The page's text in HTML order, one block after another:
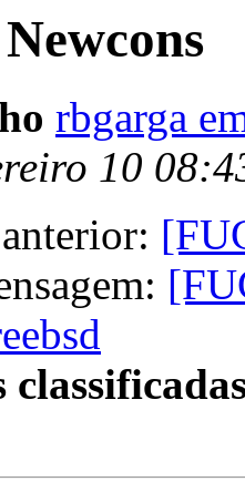
rbgarga
10